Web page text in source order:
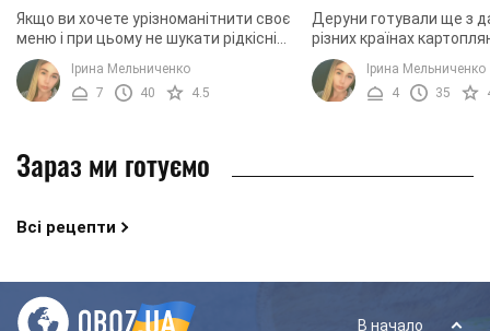
Якщо ви хочете урізноманітнити своє
меню і при цьому не шукати рідкісні
інгредієнти для страви, можна
приготувати деруни. Робити їх
досить просто і ...
Ірина Мельниченко
7
40 4.5
Деруни готували ще з
різних країнах
підсмажені на олії,
різному. У нас
готують із ...
Ірина Мельниченко
4
35
Зараз ми готуємо
Всі рецепти
В начало